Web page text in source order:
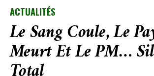
ACTUALITÉS
Le Sang Coule, Le
Meurt Et Le PM…